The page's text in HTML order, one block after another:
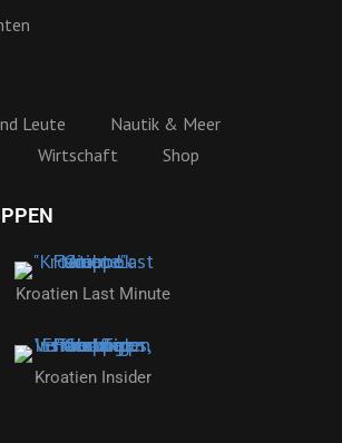
Leute
Nautik & Meer
Wirtschaft Shop
Kroatien Last Minute
Kroatien Insider